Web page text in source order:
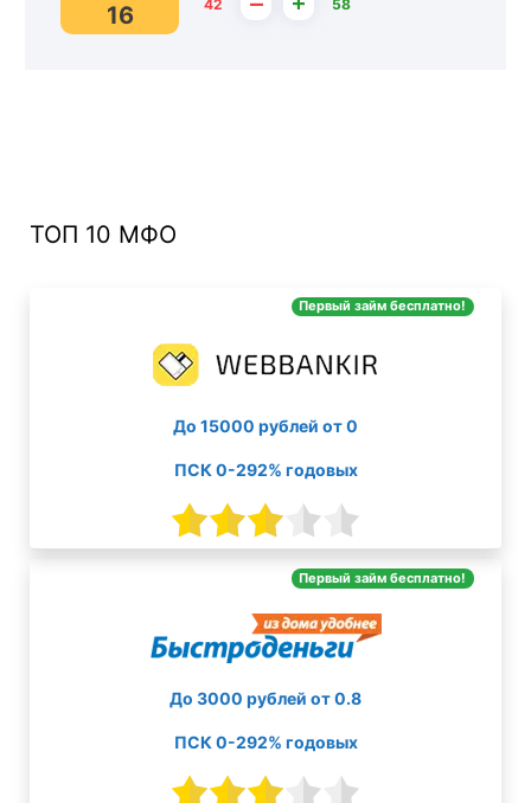
16 42 58
ТОП 10 МФО
Первый займ бесплатно!
До 15000 рублей от 0
ПСК 0-292% годовых
Первый займ бесплатно!
До 3000 рублей от 0.8
ПСК 0-292% годовых